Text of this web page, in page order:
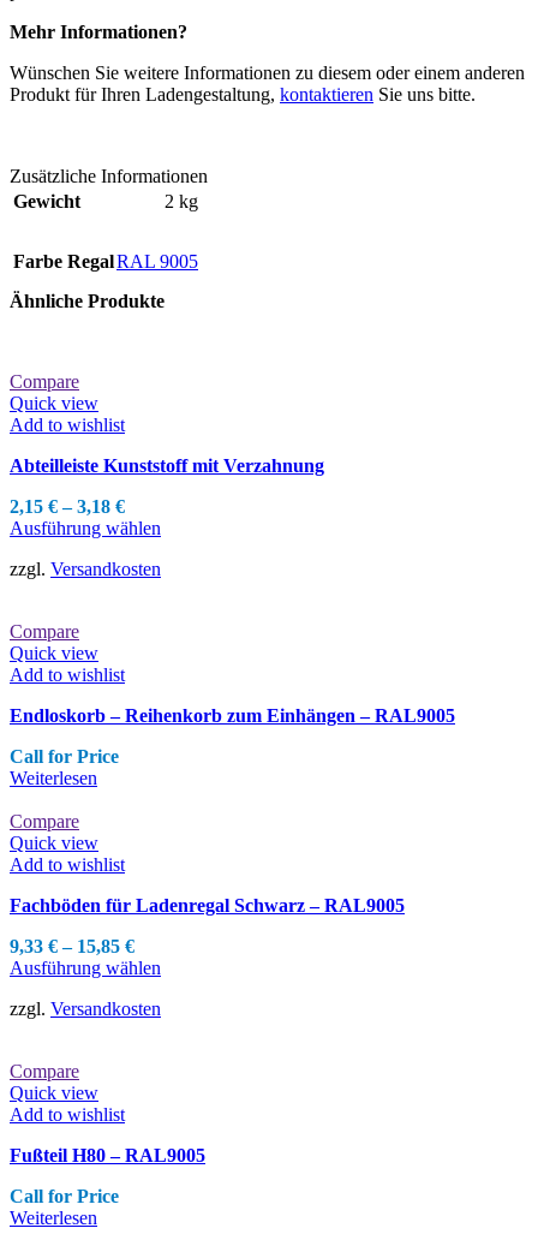
Mehr Informationen?
Wünschen Sie weitere Informationen zu diesem oder einem anderen
Produkt für Ihren Ladengestaltung, kontaktieren Sie uns bitte.
Zusätzliche Informationen
Gewicht
2 kg
Farbe RegalRAL 9005
Ähnliche Produkte
Compare
Quick view
Add to wishlist
Abteilleiste Kunststoff mit Verzahnung
2,15 €–3,18 €
Ausführung wählen
weist
auf
zzgl. Versandkosten
Compare
Quick view
Add to wishlist
Endloskorb – Reihenkorb zum Einhängen – RAL9005
Call for Price
Weiterlesen
Compare
Quick view
Add to wishlist
Fachböden für Ladenregal Schwarz – RAL9005
9,33 €– 15,85 €
Ausführung wählen
weist
auf
zzgl. Versandkosten
Compare
Quick view
Add to wishlist
Fußteil H80 – RAL9005
Call for Price
Weiterlesen